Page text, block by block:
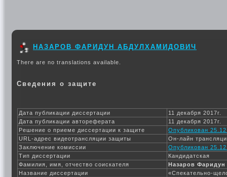
НАЗАРОВ ФАРИДУН АБДУЛХАМИДОВИЧ
There are no translations available.
Сведения о защите
Дата публикации диссертации
11 декабря 2017г.
Дата публикации автореферата
11 декабря 2017г.
Решение о приеме диссертации к защите
Опубликован
URL-адрес видеотрансляции защиты
Он-лайн
Заключение комиссии
Опубликован
Тип диссертации
Кандидатская
Фамилия, имя, отчество соискателя
Назаров
Название диссертации
«Спекательно-